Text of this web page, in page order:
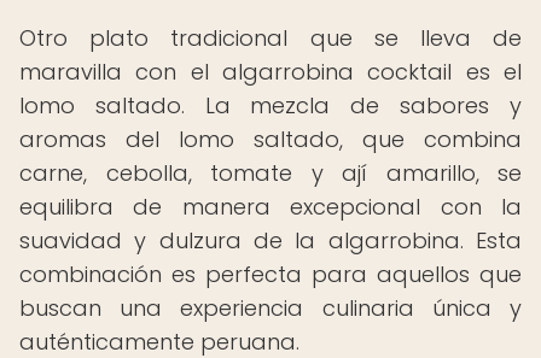
Otro plato tradicional que se lleva de
maravilla con el algarrobina cocktail es el
lomo saltado. La mezcla de sabores y
aromas del lomo saltado, que combina
carne, cebolla, tomate y ají amarillo, se
equilibra de manera excepcional con la
suavidad y dulzura de la algarrobina. Esta
combinación es perfecta para aquellos que
buscan una experiencia culinaria única y
auténticamente peruana.